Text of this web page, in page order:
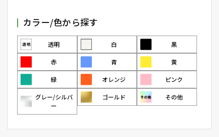
カラー/色から探す
透明 白 黒
赤 青 黄
緑 オレンジ ピンク
グレー/シルバ
ー
ゴールド その他